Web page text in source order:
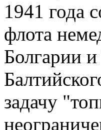
1941 года
флота
Болгарии
задачу